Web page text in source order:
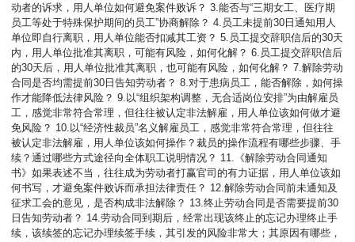
动者的诉求，用人单位如何避免案件败诉？ 3.能否与“三期女工、医疗期
员工等处于特殊保护期间的员工”协商解除？ 4.员工未提前30日通知用人
单位即自行离职，用人单位能否扣减其工资？ 5.员工提交辞职信后的30天
内，用人单位批准其离职，可能有风险，如何化解？ 6.员工提交辞职信后
的30天后，用人单位批准其离职，也可能有风险，如何化解？ 7.解除劳动
合同是否均需提前30日告知劳动者？ 8.对于患病员工，能否解除，如何操
作才能降低法律风险？ 9.以“组织架构调整，无合适岗位安排”为由解雇员
工，感觉非常符合常理，但往往被认定非法解雇，用人单位该如何做才避
免风险？ 10.以“经济性裁员”名义解雇员工，感觉非常符合常理，但往往
被认定非法解雇，用人单位该如何操作？裁员的操作流程有哪些步骤、手
续？通过哪些方式途径向全体职工说明情况？ 11.《解除劳动合同通知
书》如果表述不当，往往成为劳动者打赢官司的有力证据，用人单位该如
何书写，才避免案件败诉而承担法律责任？ 12.解除劳动合同前未通知及
征求工会的意见，是否构成非法解除？ 13.终止劳动合同是否需要提前30
日告知劳动者？ 14.劳动合同到期后，经常出现该终止的忘记办理终止手
续，该续签的忘记办理续签手续，其引发的风险非常大；其原因有哪些，